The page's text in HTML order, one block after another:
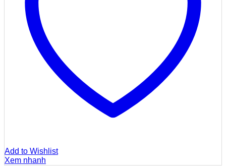
Add to Wishlist
Xem nhanh